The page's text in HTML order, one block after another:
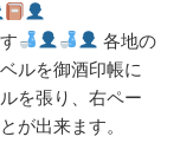
各地の
ルを御酒印帳に
を張り、右ペー
が出来ます。